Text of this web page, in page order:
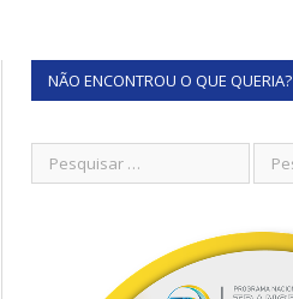
NÃO ENCONTROU O QUE QUERIA?